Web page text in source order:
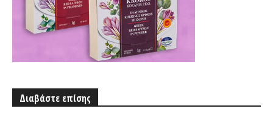
Διαβάστε επίσης